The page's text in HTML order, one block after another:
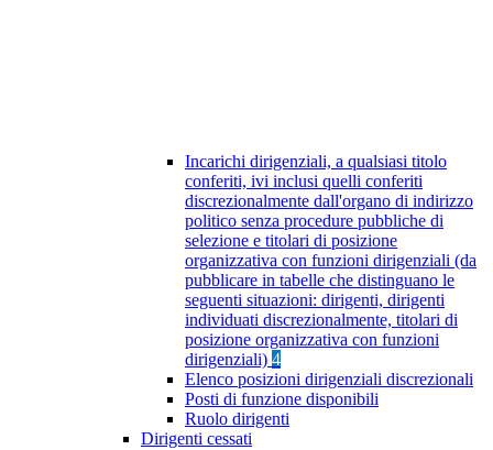
Incarichi dirigenziali, a qualsiasi titolo
conferiti, ivi inclusi quelli conferiti
discrezionalmente dall'organo di indirizzo
politico senza procedure pubbliche di
selezione e titolari di posizione
organizzativa con funzioni dirigenziali (da
pubblicare in tabelle che distinguano le
seguenti situazioni: dirigenti, dirigenti
individuati discrezionalmente, titolari di
posizione organizzativa con funzioni
dirigenziali) 4
Elenco posizioni dirigenziali discrezionali
Posti di funzione disponibili
Ruolo dirigenti
Dirigenti cessati